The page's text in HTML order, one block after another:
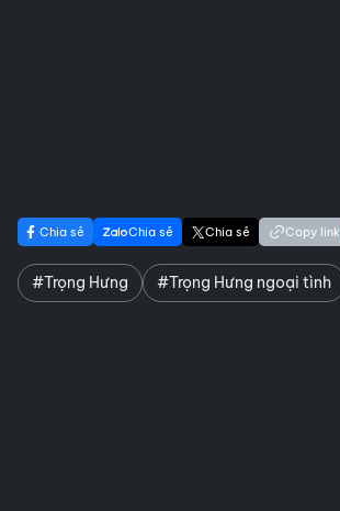
Chia sẻ Chia sẻ Chia sẻ Copy link
#Trọng Hưng #Trọng Hưng ngoại tình